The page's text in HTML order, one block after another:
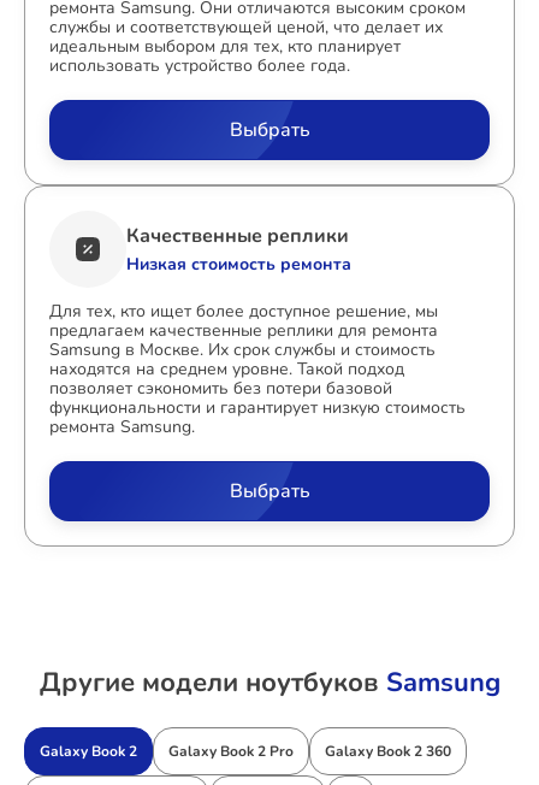
ремонта Samsung. Они отличаются высоким сроком
службы и соответствующей ценой, что делает их
идеальным выбором для тех, кто планирует
использовать устройство более года.
Выбрать
Качественные реплики
Низкая стоимость ремонта
Для тех, кто ищет более доступное решение, мы
предлагаем качественные реплики для ремонта
Samsung в Москве. Их срок службы и стоимость
находятся на среднем уровне. Такой подход
позволяет сэкономить без потери базовой
функциональности и гарантирует низкую стоимость
ремонта Samsung.
Выбрать
Другие модели ноутбуков Samsung
Galaxy Book 2 Galaxy Book 2 Pro Galaxy Book 2 360